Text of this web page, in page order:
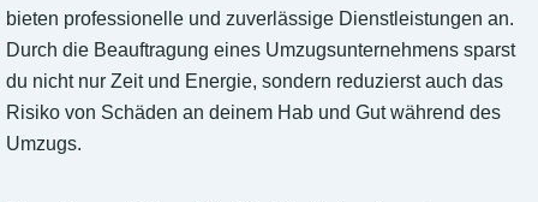
bieten professionelle und zuverlässige Dienstleistungen an.
Durch die Beauftragung eines Umzugsunternehmens sparst
du nicht nur Zeit und Energie, sondern reduzierst auch das
Risiko von Schäden an deinem Hab und Gut während des
Umzugs.